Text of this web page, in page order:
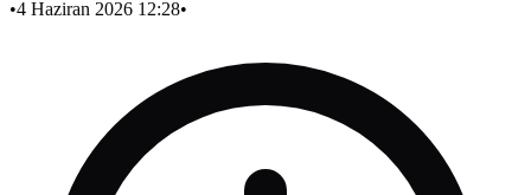
•4 Haziran 2026 12:28•